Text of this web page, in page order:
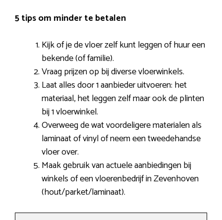
5 tips om minder te betalen
Kijk of je de vloer zelf kunt leggen of huur een
bekende (of familie).
Vraag prijzen op bij diverse vloerwinkels.
Laat alles door 1 aanbieder uitvoeren: het
materiaal, het leggen zelf maar ook de plinten
bij 1 vloerwinkel.
Overweeg de wat voordeligere materialen als
laminaat of vinyl of neem een tweedehandse
vloer over.
Maak gebruik van actuele aanbiedingen bij
winkels of een vloerenbedrijf in Zevenhoven
(hout/parket/laminaat).